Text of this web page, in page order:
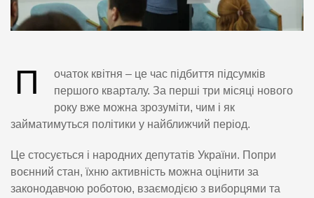
П
очаток квітня – це час підбиття підсумків
першого кварталу. За перші три місяці нового
року вже можна зрозуміти, чим і як
займатимуться політики у найближчий період.
Це стосується і народних депутатів України. Попри
воєнний стан, їхню активність можна оцінити за
законодавчою роботою, взаємодією з виборцями та